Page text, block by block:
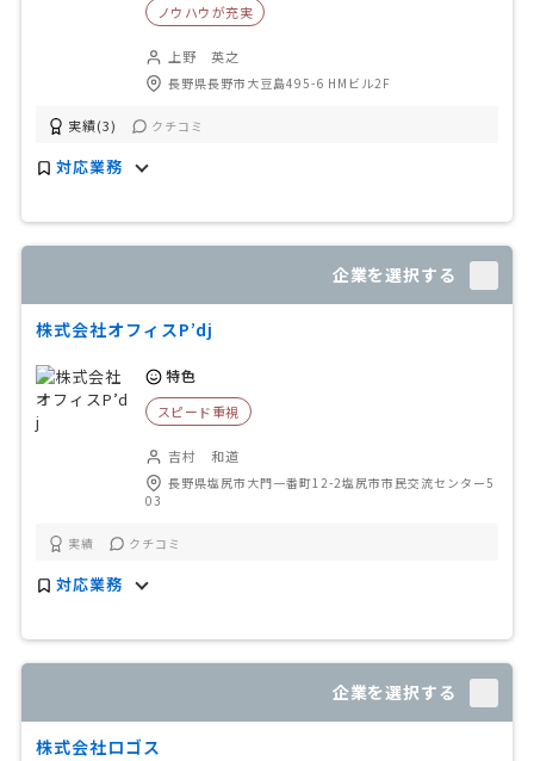
ノウハウが充実
上野 英之
長野県長野市大豆島495-6 HMビル2F
実績(3) クチコミ
対応業務
企業を選択する
株式会社オフィスP’dj
特色
スピード重視
吉村 和道
長野県塩尻市大門一番町12-2塩尻市市民交流センター5
03
実績 クチコミ
対応業務
企業を選択する
株式会社ロゴス